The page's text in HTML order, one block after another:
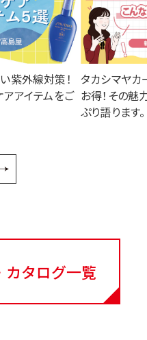
紫外線対策！
アイテムをご
タカシマヤカ
お得！その魅
ぷり語ります。
カタログ一覧